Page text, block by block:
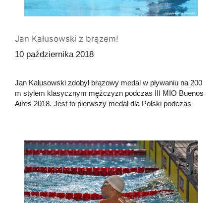
Jan Kałusowski z brązem!
10 października 2018
Jan Kałusowski zdobył brązowy medal w pływaniu na 200
m stylem klasycznym mężczyzn podczas III MIO Buenos
Aires 2018. Jest to pierwszy medal dla Polski podczas